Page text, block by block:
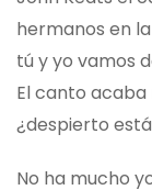
hermanos en
tú y yo vamos
El canto acaba
¿despierto
No ha mucho